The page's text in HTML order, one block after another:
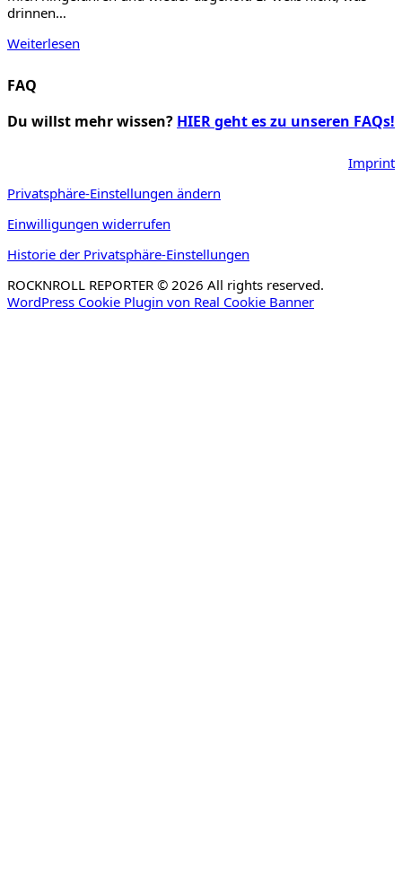
drinnen…
Weiterlesen
FAQ
Du willst mehr wissen? HIER geht es zu unseren FAQs!
Imprint
Privatsphäre-Einstellungen ändern
Einwilligungen widerrufen
Historie der Privatsphäre-Einstellungen
ROCKNROLL REPORTER © 2026 All rights reserved.
WordPress Cookie Plugin von Real Cookie Banner